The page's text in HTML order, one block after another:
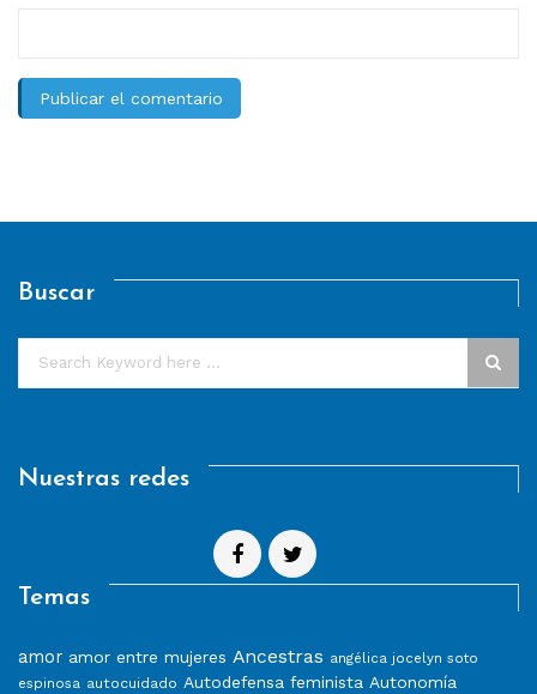
Buscar
Nuestras redes
Temas
amor amor entre mujeres Ancestras angélica jocelyn soto
espinosa autocuidado Autodefensa feminista Autonomía